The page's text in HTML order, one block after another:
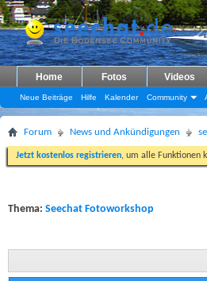
Home Fotos Videos
Neue Beiträge Hilfe Kalender Community
Forum News und Ankündigungen
Jetzt kostenlos registrieren, um alle Funktionen
Thema: Seechat Fotoworkshop